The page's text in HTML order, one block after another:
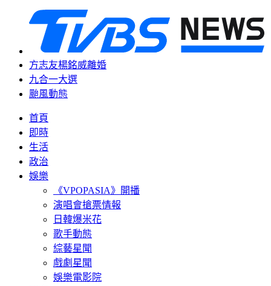
方志友楊銘威離婚
九合一大選
颱風動態
首頁
即時
生活
政治
娛樂
《VPOPASIA》開播
演唱會搶票情報
日韓爆米花
歌手動態
綜藝星聞
戲劇星聞
娛樂電影院